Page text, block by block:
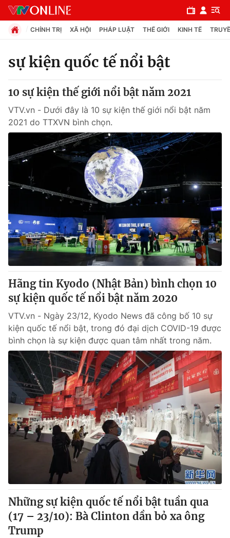
Chuyên mục
Xã hội
Pháp luật
Y tế
Thế giới
Tin tức
Thế giới đó đây
Câu chuyện quốc tế
Kinh tế
Tài chính
Thị trường
Góc doanh nghiệp
Dữ liệu và đời sống
Truyền hình
Phim VTV
Hậu trường
Nhân vật
Khán giả
Giải sao mai
Giải trí
Điện ảnh
Âm nhạc
Sao
Đời sống
Du lịch
Làm đẹp
Chất lượng cuộc sống
Giáo dục
Tuyển sinh
Học trực tuyến
Công nghệ
Hitech Công nghệ tương lai
Thị trường
Tư vấn
Giao lưu trực tuyến
Lịch phát sóng
Chuyên mục khác
CHÍNH TRỊ XÃ HỘI PHÁP LUẬT THẾ GIỚI KINH TẾ
sự kiện quốc tế nổi bật
10 sự kiện thế giới nổi bật năm 2021
VTV.vn - Dưới đây là 10 sự kiện thế giới nổi bật năm
2021 do TTXVN bình chọn.
Hãng tin Kyodo (Nhật Bản) bình chọn 10
sự kiện quốc tế nổi bật năm 2020
VTV.vn - Ngày 23/12, Kyodo News đã công bố 10 sự
kiện quốc tế nổi bật, trong đó đại dịch COVID-19 được
bình chọn là sự kiện được quan tâm nhất trong năm.
Những sự kiện quốc tế nổi bật tuần qua
(17 – 23/10): Bà Clinton dần bỏ xa ông
Trump